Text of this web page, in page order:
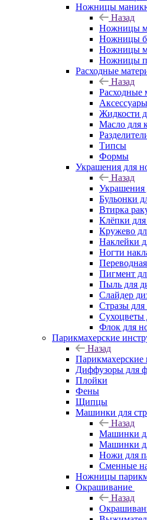
Ножницы
Назад
Ножницы
Ножницы
Ножницы
Ножницы
Расходные
Назад
Расходные
Аксессуары
Жидкости
Масло для
Типсы
Формы
Украшения для
Назад
Украшения
Бульонки
Втирка
Клёпки для
Кружево
Наклейки
Ногти
Пигмент
Пыль для
Слайдер
Стразы для
Сухоцветы
Флок для
Парикмахерские
Назад
Парикмахерские
Диффузоры для
Плойки
Фены
Щипцы
Машинки для
Назад
Машинки
Машинки
Ножи для
Сменные
Ножницы
Окрашивание
Назад